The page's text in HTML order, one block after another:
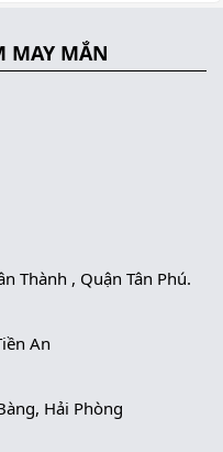
MAY MẮN
Thành , Quận Tân Phú.
An
Hải Phòng